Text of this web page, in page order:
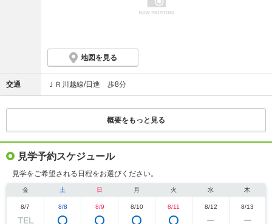
地図を見る
交通 ＪＲ川越線/日進 歩8分
概要をもっと見る
見学予約スケジュール
見学をご希望される日程をお選びください。
金 土 日 月 火 水 木
8/7 8/8 8/9 8/10 8/11 8/12 8/13